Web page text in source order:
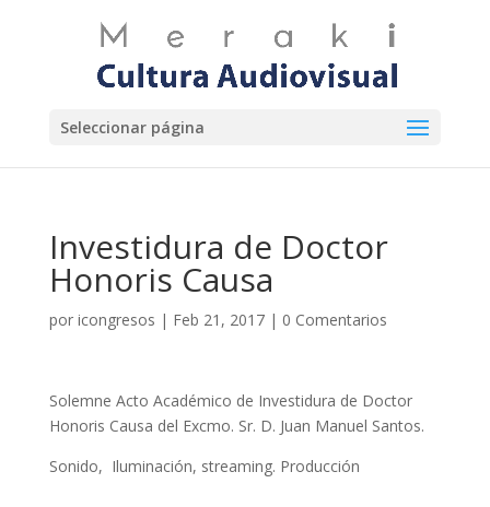
Seleccionar página
Investidura de Doctor
Honoris Causa
por icongresos | Feb 21, 2017| 0 Comentarios
Solemne Acto Académico de Investidura de Doctor
Honoris Causa del Excmo. Sr. D. Juan Manuel Santos.
Sonido, Iluminación, streaming. Producción